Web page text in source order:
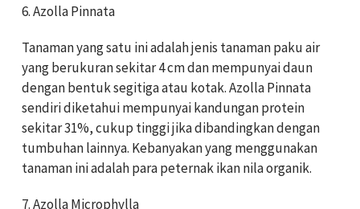
6. Azolla Pinnata
Tanaman yang satu ini adalah jenis tanaman paku air
yang berukuran sekitar 4 cm dan mempunyai daun
dengan bentuk segitiga atau kotak. Azolla Pinnata
sendiri diketahui mempunyai kandungan protein
sekitar 31%, cukup tinggi jika dibandingkan dengan
tumbuhan lainnya. Kebanyakan yang menggunakan
tanaman ini adalah para peternak ikan nila organik.
7. Azolla Microphylla